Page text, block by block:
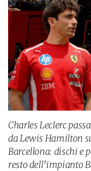
Charles Leclerc
da Lewis Hamilton
Barcellona: dischi e
resto dell’impianto